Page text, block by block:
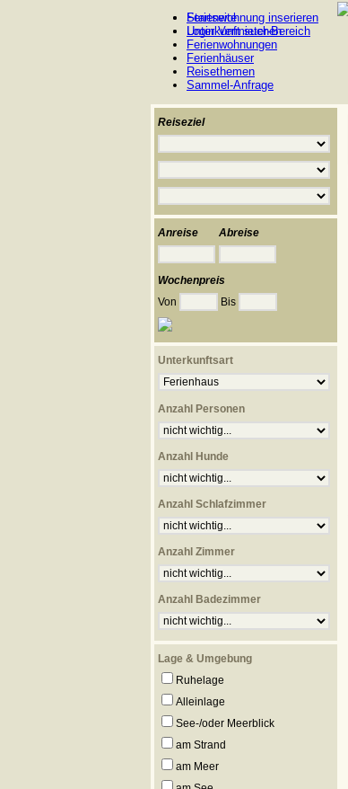
Ferienwohnung inserieren
Login Vermieter-Bereich
Startseite
Unterkunft suchen
Ferienwohnungen
Ferienhäuser
Reisethemen
Sammel-Anfrage
Reiseziel
Anreise Abreise
Wochenpreis
Von
Bis
Unterkunftsart
Anzahl Personen
Anzahl Hunde
Anzahl Schlafzimmer
Anzahl Zimmer
Anzahl Badezimmer
Lage & Umgebung
Ruhelage
Alleinlage
See-/oder Meerblick
am Strand
am Meer